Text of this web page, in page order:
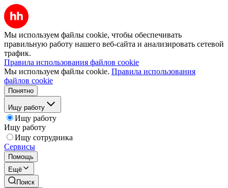
Мы используем файлы cookie, чтобы обеспечивать
правильную работу нашего веб-сайта и анализировать сетевой
трафик.
Правила использования файлов cookie
Мы используем файлы cookie. Правила использования
файлов cookie
Понятно
Ищу работу
Ищу работу
Ищу работу
Ищу сотрудника
Сервисы
Помощь
Ещё
Поиск